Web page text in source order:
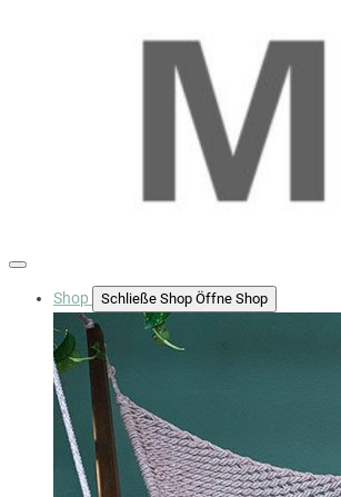
Shop Schließe Shop Öffne Shop